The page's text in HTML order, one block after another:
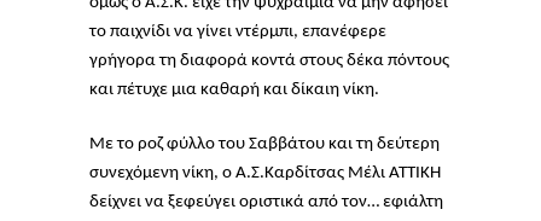
το παιχνίδι να γίνει ντέρμπι, επανέφερε
γρήγορα τη διαφορά κοντά στους δέκα πόντους
και πέτυχε μια καθαρή και δίκαιη νίκη.
Με το ροζ φύλλο του Σαββάτου και τη δεύτερη
συνεχόμενη νίκη, ο Α.Σ.Καρδίτσας Μέλι ΑΤΤΙΚΗ
δείχνει να ξεφεύγει οριστικά από τον… εφιάλτη